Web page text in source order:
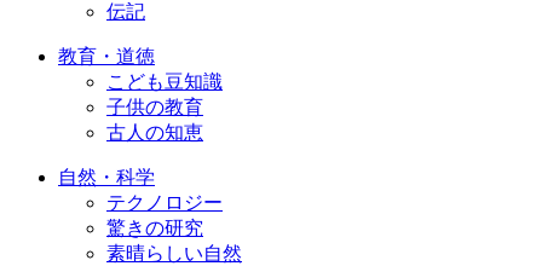
伝記
教育・道徳
こども豆知識
子供の教育
古人の知恵
自然・科学
テクノロジー
驚きの研究
素晴らしい自然